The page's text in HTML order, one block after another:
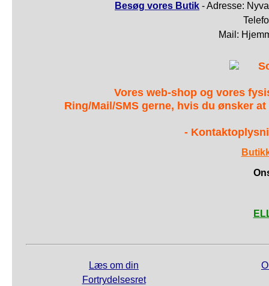
Besøg vores Butik - Adresse:
Mail:
Vores web-shop og vores
Ring/Mail/SMS gerne, hvis du ønsker
-
Læs om din
Fortrydelsesret